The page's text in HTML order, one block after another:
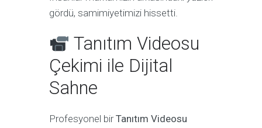
gördü, samimiyetimizi hissetti.
Tanıtım Videosu
Çekimi ile Dijital
Sahne
Profesyonel birTanıtım Videosu